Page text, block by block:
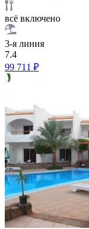
всё включено
3-я линия
7.4
99 711 ₽